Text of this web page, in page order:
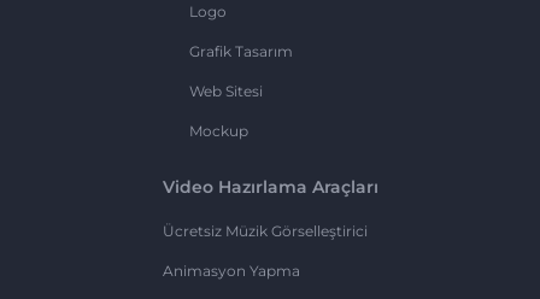
Logo
Grafik Tasarım
Web Sitesi
Mockup
Video Hazırlama Araçları
Ücretsiz Müzik Görselleştirici
Animasyon Yapma